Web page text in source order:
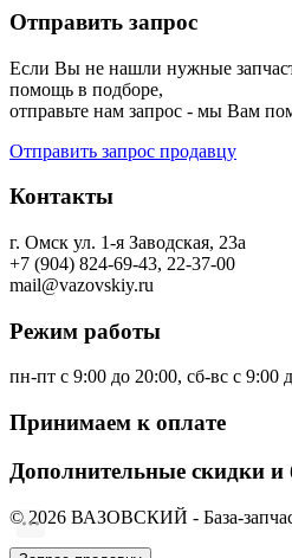
Отправить запрос
Если Вы не нашли нужные
помощь в подборе,
отправьте нам запрос - мы Вам
Отправить запрос продавцу
Контакты
г. Омск ул. 1-я Заводская, 23а
+7 (904) 824-69-43, 22-37-00
mail@vazovskiy.ru
Режим работы
пн-пт с 9:00 до 20:00, сб-вс с 9:00
Принимаем к оплате
Дополнительные скидки и
© 2026 ВАЗОВСКИЙ - База-